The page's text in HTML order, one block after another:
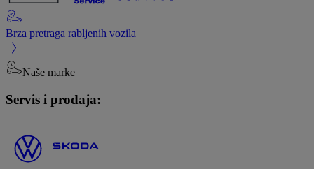
Brza pretraga rabljenih vozila
Naše marke
Servis i prodaja: